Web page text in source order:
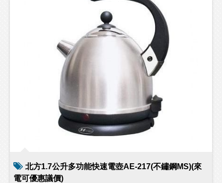
北方1.7公升多功能快速電壺AE-217(不鏽鋼MS)(來
電可優惠議價)